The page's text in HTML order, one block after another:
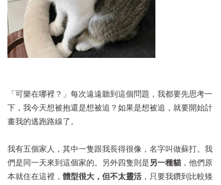
「可樂在哪裡？」每次遠遠聽到這個問題，我都要先思考一
下，我今天想被抱還是想被追？如果是想被追，就要開始計
畫我的逃跑路線了。
我有五個家人，其中一隻跟我長得很像，名字叫做蘇打。我
們是同一天來到這個家的。另外四隻則是另一種貓 ，他們原
本就住在這裡， 體型很大，但不太靈活，只要我鑽到比較矮